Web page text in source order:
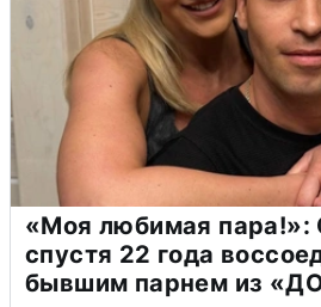
«Моя любимая пара!»:
спустя 22 года
бывшим парнем из